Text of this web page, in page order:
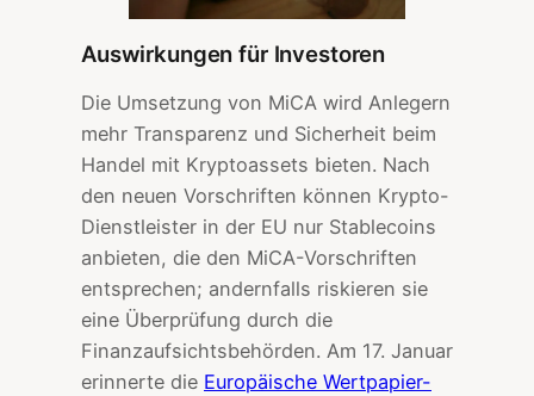
Auswirkungen für Investoren
Die Umsetzung von MiCA wird Anlegern
mehr Transparenz und Sicherheit beim
Handel mit Kryptoassets bieten. Nach
den neuen Vorschriften können Krypto-
Dienstleister in der EU nur Stablecoins
anbieten, die den MiCA-Vorschriften
entsprechen; andernfalls riskieren sie
eine Überprüfung durch die
Finanzaufsichtsbehörden. Am 17. Januar
erinnerte die Europäische Wertpapier-